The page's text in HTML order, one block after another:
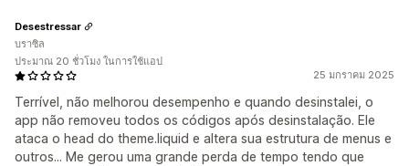
25 มกราคม 2025
Terrível, não melhorou desempenho e quando desinstalei, o
app não removeu todos os códigos após desinstalação. Ele
ataca o head do theme.liquid e altera sua estrutura de menus e
outros... Me gerou uma grande perda de tempo tendo que
Desestressar
บราซิล
ประมาณ 20 ชั่วโมง ในการใช้แอป